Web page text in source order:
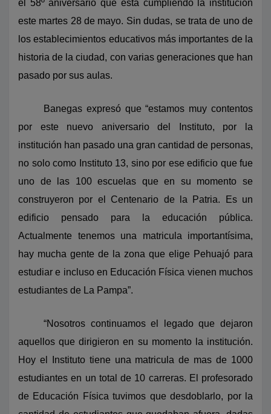
el 58º aniversario que está cumpliendo la institución
este martes 28 de mayo. Sin dudas, se trata de uno de
los establecimientos educativos más importantes de la
historia de la ciudad, con varias generaciones que han
pasado por sus aulas.
Banegas expresó que “estamos muy contentos
por este nuevo aniversario del Instituto, por la
institución han pasado una gran cantidad de personas,
no solo como Instituto 13, sino por ese edificio que fue
uno de las 100 escuelas que en su momento se
construyeron por el Centenario de la Patria. Es un
edificio pensado para la educación pública.
Actualmente tenemos una matricula importantísima,
hay mucha gente de la zona que elige Pehuajó para
estudiar e incluso en Educación Física vienen muchos
estudiantes de La Pampa”.
“Nosotros continuamos el legado que dejaron
aquellos que dirigieron en su momento la institución.
Hoy el Instituto tiene una matricula de mas de 1000
estudiantes en un total de 10 carreras. El profesorado
de Educación Física tuvimos que desdoblarlo, por la